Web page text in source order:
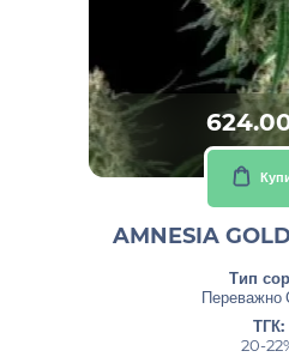
AMNESIA
Тип
Переважно
ТГК:
20-